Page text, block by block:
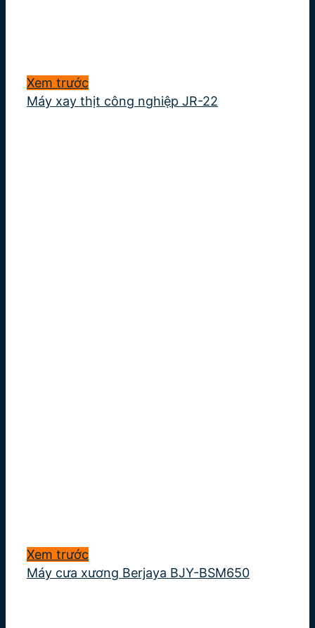
Xem trước
Máy xay thịt công nghiệp JR-22
Xem trước
Máy cưa xương Berjaya BJY-BSM650